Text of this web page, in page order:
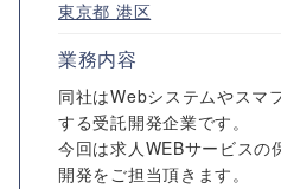
東京都 港区
業務内容
同社はWebシステムやスマ
する受託開発企業です。
今回は求人WEBサービスの
開発をご担当頂きます。